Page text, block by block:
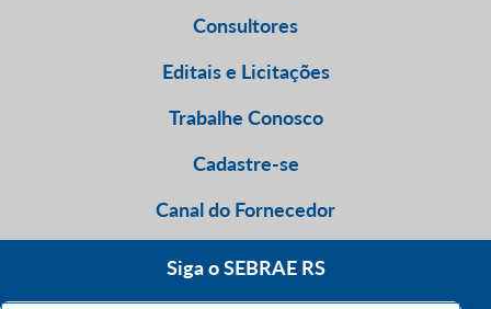
Consultores
Editais e Licitações
Trabalhe Conosco
Cadastre-se
Canal do Fornecedor
Siga o SEBRAE RS